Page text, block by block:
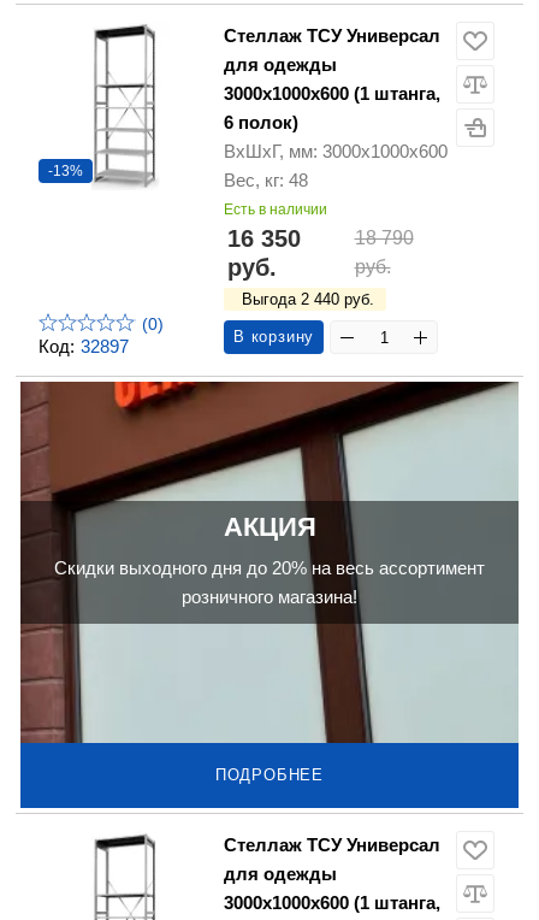
Код: 32897
-13%
(0)
Стеллаж ТСУ Универсал
для одежды
3000х1000х600 (1 штанга,
6 полок)
ВхШхГ, мм: 3000х1000х600
Вес, кг: 48
Есть в наличии
16 350
руб.
18 790
руб.
Выгода 2 440 руб.
В корзину
АКЦИЯ
Скидки выходного дня до 20% на весь ассортимент
розничного магазина!
ПОДРОБНЕЕ
Стеллаж ТСУ Универсал
для одежды
3000х1000х600 (1 штанга,